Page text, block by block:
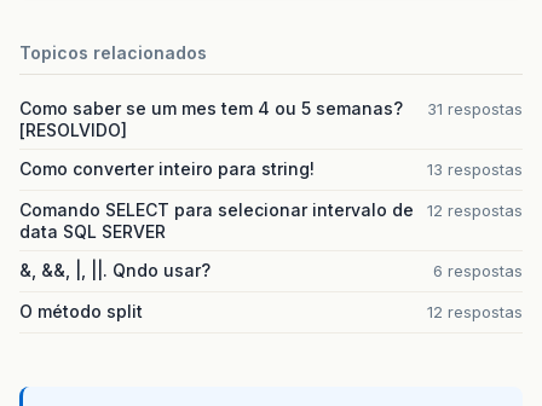
Topicos relacionados
Como saber se um mes tem 4 ou 5 semanas?
[RESOLVIDO]
31 respostas
Como converter inteiro para string! 13 respostas
Comando SELECT para selecionar intervalo de
data SQL SERVER
12 respostas
&, &&, |, ||. Qndo usar? 6 respostas
O método split 12 respostas